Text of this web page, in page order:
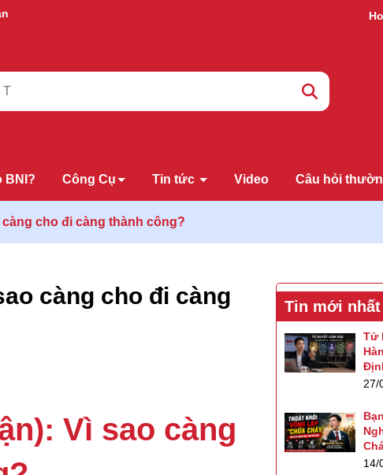
BNI? Công Cụ Tin tức Video Câu hỏi
cho đi càng thành công?
càng cho đi càng
Vì sao càng
Tin mới nhất
Tử
27/
14/